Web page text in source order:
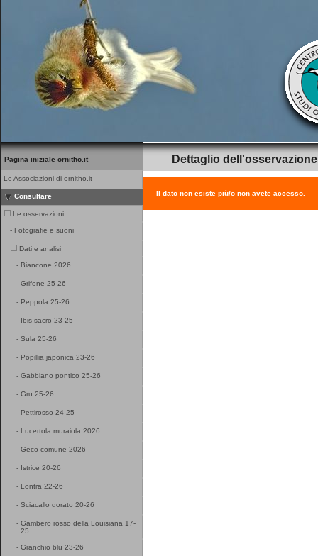
Pagina iniziale ornitho.it
Le Associazioni di ornitho.it
Consultare
Le osservazioni
- Fotografie e suoni
Dati e analisi
- Biancone 2026
- Grifone 25-26
- Peppola 25-26
- Ibis sacro 23-25
- Sula 25-26
- Popillia japonica 23-26
- Gabbiano pontico 25-26
- Gru 25-26
- Pettirosso 24-25
- Lucertola muraiola 2026
- Geco comune 2026
- Istrice 20-26
- Lontra 22-26
- Sciacallo dorato 20-26
- Gambero rosso della Louisiana 17-
25
- Granchio blu 23-26
Dettaglio dell'osservazione
Il dato non esiste più/o non avete accesso.